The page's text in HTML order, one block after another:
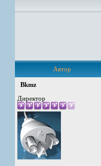
Автор
Bkmz
Директор